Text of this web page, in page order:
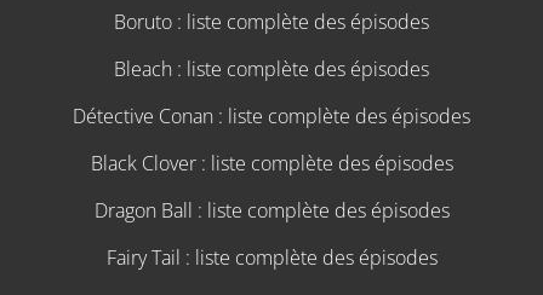
Boruto : liste complète des épisodes
Bleach : liste complète des épisodes
Détective Conan : liste complète des épisodes
Black Clover : liste complète des épisodes
Dragon Ball : liste complète des épisodes
Fairy Tail : liste complète des épisodes